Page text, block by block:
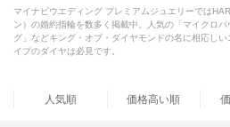
マイナビウエディング プレミアムジュエリーでは
ン）の婚約指輪を数多く掲載中。人気の「マイクロ
グ」などキング・オブ・ダイヤモンドの名に相応し
イプのダイヤは必見です。
人気順 価格高い順